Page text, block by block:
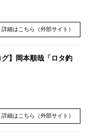
詳細はこちら（外部サイト）
グ】岡本順哉「ロタ釣
詳細はこちら（外部サイト）